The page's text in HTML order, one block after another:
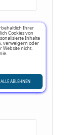
Ihrer
Cookies von
Inhalte
verweigern oder
nicht.
ALLE ABLEHNEN